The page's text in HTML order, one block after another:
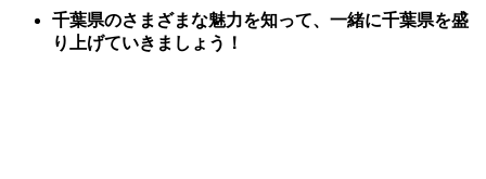
千葉県のさまざまな魅力を知って、一緒に千葉県を盛
り上げていきましょう！